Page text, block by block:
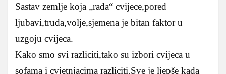
Sastav zemlje koja „rada“ cvijece,pored
ljubavi,truda,volje,sjemena je bitan faktor u
uzgoju cvijeca.
Kako smo svi razliciti,tako su izbori cvijeca u
sofama i cvjetnjacima razliciti.Sve je ljepše kada